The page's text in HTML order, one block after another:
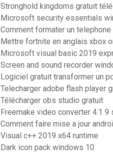
Stronghold kingdoms gratuit
Microsoft security essentials
Comment formater un
Mettre fortnite en anglais xbox
Microsoft visual basic 2019
Screen and sound recorder
Logiciel gratuit transformer un
Telecharger adobe flash player
Télécharger obs studio gratuit
Freemake video converter 4.1 9
Comment faire mise a jour
Visual c++ 2019 x64 runtime
Dark icon pack windows 10